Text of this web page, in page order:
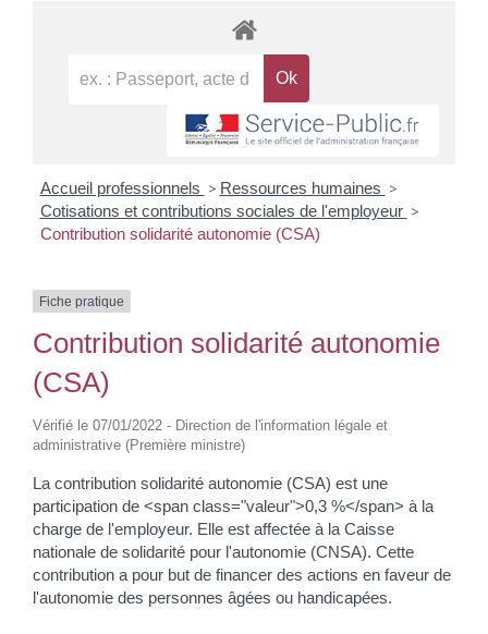
Accueil professionnels > Ressources humaines >
Cotisations et contributions sociales de l'employeur >
Contribution solidarité autonomie (CSA)
Fiche pratique
Contribution solidarité autonomie
(CSA)
Vérifié le 07/01/2022 - Direction de l'information légale et
administrative (Première ministre)
La contribution solidarité autonomie (CSA) est une
participation de <span class="valeur">0,3 %</span> à la
charge de l'employeur. Elle est affectée à la Caisse
nationale de solidarité pour l'autonomie (CNSA). Cette
contribution a pour but de financer des actions en faveur de
l'autonomie des personnes âgées ou handicapées.